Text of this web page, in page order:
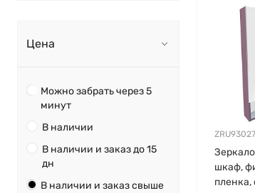
Цена
Можно забрать через 5
минут
В наличии
В наличии и заказ до 15
дн
В наличии и заказ свыше
шкаф,
пленка,